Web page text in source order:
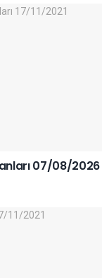
07/08/2026